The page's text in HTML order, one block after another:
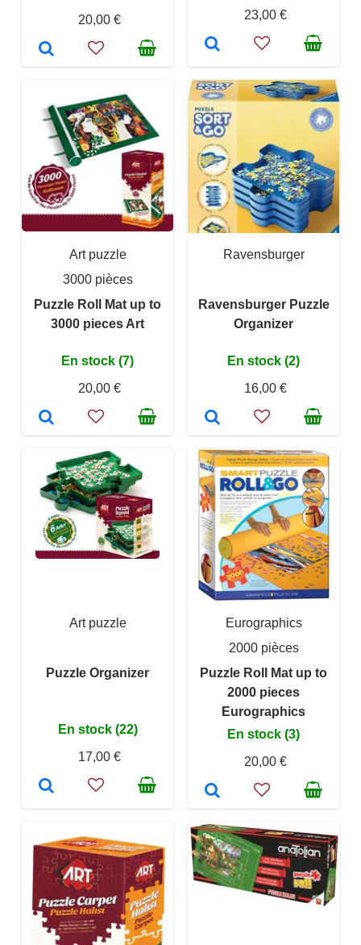
20,00 € 23,00 €
Art puzzle
3000 pièces
Puzzle Roll Mat up to
3000 pieces Art
En stock (7)
20,00 €
Ravensburger
Ravensburger Puzzle
Organizer
En stock (2)
16,00 €
Art puzzle
Puzzle Organizer
En stock (22)
17,00 €
Eurographics
2000 pièces
Puzzle Roll Mat up to
2000 pieces
Eurographics
En stock (3)
20,00 €